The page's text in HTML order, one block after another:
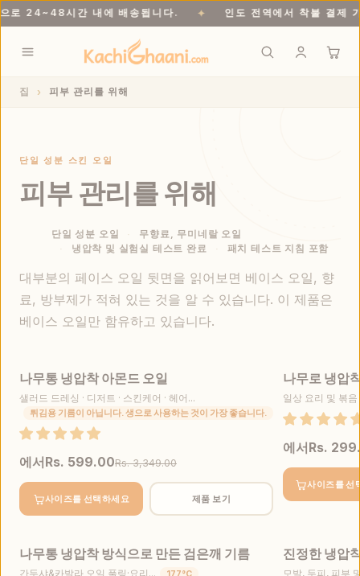
24~48시간 내에 배송됩니다. 인도 전역에서 착불 결제 가
집 피부 관리를 위해
단일 성분 스킨 오일
피부 관리를 위해
단일 성분 오일
무향료, 무미네랄 오일
냉압착 및 실험실 테스트 완료
패치 테스트 지침 포함
대부분의 페이스 오일 뒷면을 읽어보면 베이스 오일, 향
료, 방부제가 적혀 있는 것을 알 수 있습니다. 이 제품은
베이스 오일만 함유하고 있습니다.
나무통 냉압착 아몬드 오일
샐러드 드레싱 · 디저트 · 스킨케어 · 헤어...
튀김용 기름이 아닙니다. 생으로 사용하는 것이 가장 좋습니다.
에서Rs. 599.00Rs. 3,349.00
사이즈를 선택하세요 제품 보기
베스트셀러
나무로 냉압
일상 요리 및 볶음
에서Rs.
사이즈를 선
판매
나무통 냉압착 방식으로 만든 검은깨 기름
간두샤&카발라 오일 풀링·요리...
진정한 냉압
모발, 두피, 피부